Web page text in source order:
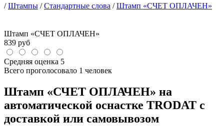
/Штампы /Стандартные слова /Штамп «СЧЕТ ОПЛАЧЕН»
Штамп «СЧЕТ ОПЛАЧЕН»
839 руб
Средняя оценка 5
Всего проголосовало 1 человек
Штамп «СЧЕТ ОПЛАЧЕН» на
автоматической оснастке TRODAT с
доставкой или самовывозом